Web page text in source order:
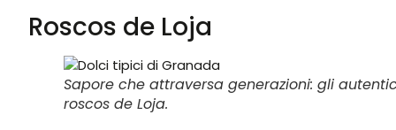
Roscos de Loja
Sapore che attraversa generazioni: gli
roscos de Loja.